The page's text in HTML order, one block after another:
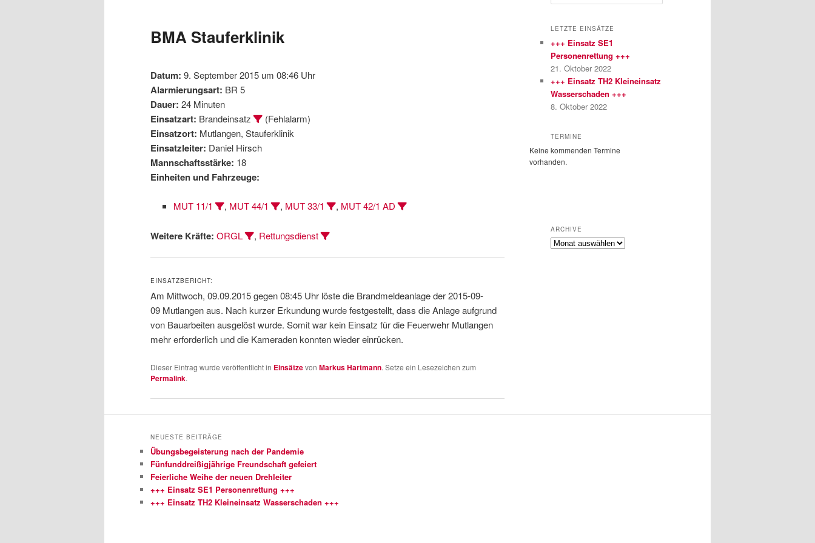
wechseln
BMA Stauferklinik
Datum: 9. September 2015 um 08:46 Uhr
Alarmierungsart: BR 5
Dauer: 24 Minuten
Einsatzart: Brandeinsatz (Fehlalarm)
Einsatzort: Mutlangen, Stauferklinik
Einsatzleiter: Daniel Hirsch
Mannschaftsstärke: 18
Einheiten und Fahrzeuge:
MUT 11/1 , MUT 44/1 , MUT 33/1 , MUT 42/1 AD
Weitere Kräfte: ORGL , Rettungsdienst
EINSATZBERICHT:
Am Mittwoch, 09.09.2015 gegen 08:45 Uhr löste die Brandmeldeanlage der 2015-09-
09 Mutlangen aus. Nach kurzer Erkundung wurde festgestellt, dass die Anlage aufgrund
von Bauarbeiten ausgelöst wurde. Somit war kein Einsatz für die Feuerwehr Mutlangen
mehr erforderlich und die Kameraden konnten wieder einrücken.
Dieser Eintrag wurde veröffentlicht in Einsätzevon Markus Hartmann. Setze ein Lesezeichen zum
Permalink.
u
h
n
LETZTE EINSÄTZE
+++ Einsatz SE1
Personenrettung +++
21. Oktober 2022
+++ Einsatz TH2 Kleineinsatz
Wasserschaden +++
8. Oktober 2022
TERMINE
Keine kommenden Termine
vorhanden.
ARCHIVE
Archive
NEUESTE BEITRÄGE
Übungsbegeisterung nach der Pandemie
Fünfunddreißigjährige Freundschaft gefeiert
Feierliche Weihe der neuen Drehleiter
+++ Einsatz SE1 Personenrettung +++
+++ Einsatz TH2 Kleineinsatz Wasserschaden +++